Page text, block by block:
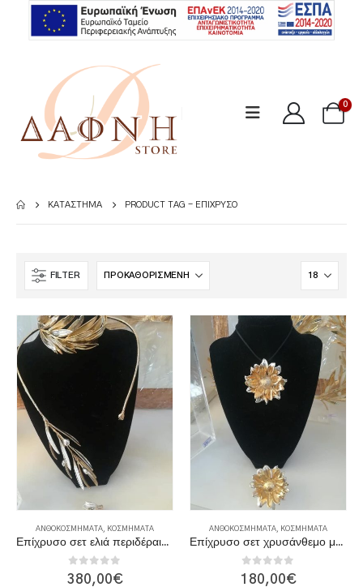
0
ΚΑΤΆΣΤΗΜΑ PRODUCT TAG - ΕΠΊΧΡΥΣΟ
FILTER
ΑΝΘΟΚΟΣΜΉΜΑΤΑ ΚΟΣΜΉΜΑΤΑ
Επίχρυσο σετ ελιά περιδέραιο, βραχιόλι & δαχτυλίδι
0 out of 5
380,00€
ΑΝΘΟΚΟΣΜΉΜΑΤΑ ΚΟΣΜΉΜΑΤΑ
Επίχρυσο σετ χρυσάνθεμο μενταγιόν & δαχτυλίδι
0 out of 5
180,00€